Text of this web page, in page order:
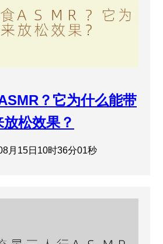
？它为什么能带
放松效果？
月15日10时36分01秒